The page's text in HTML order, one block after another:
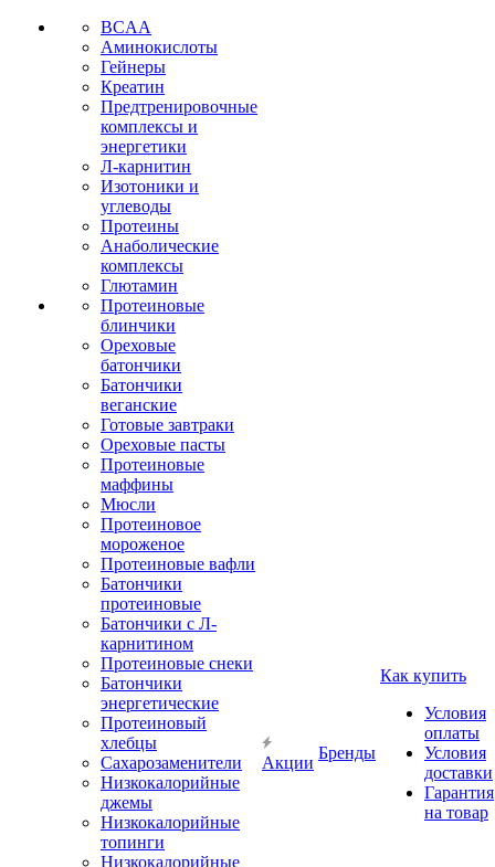
BCAA
Аминокислоты
Гейнеры
Креатин
Предтренировочные
комплексы и
энергетики
Л-карнитин
Изотоники и
углеводы
Протеины
Анаболические
комплексы
Глютамин
Протеиновые
блинчики
Ореховые
батончики
Батончики
веганские
Готовые завтраки
Ореховые пасты
Протеиновые
маффины
Мюсли
Протеиновое
мороженое
Протеиновые вафли
Батончики
протеиновые
Батончики с Л-
карнитином
Протеиновые снеки
Батончики
энергетические
Протеиновый
хлебцы
Сахарозаменители
Низкокалорийные
джемы
Низкокалорийные
топинги
Низкокалорийные
Акции
Бренды
Как купить
Условия
оплаты
Условия
доставки
Гарантия
на товар